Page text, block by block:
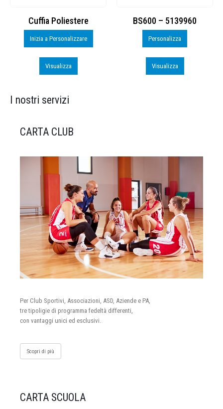
Cuffia Poliestere
Inizia a Personalizzare
Visualizza
BS600 – 5139960
Personalizza
Visualizza
I nostri servizi
CARTA CLUB
Per Club Sportivi, Associazioni, ASD, Aziende e PA,
tre tipoligie di programma fedeltà differenti,
con vantaggi unici ed esclusivi.
Scopri di più
CARTA SCUOLA